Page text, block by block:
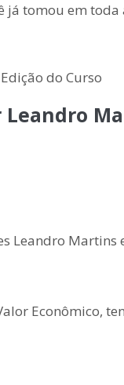
já tomou em toda
Leandro
Econômico,